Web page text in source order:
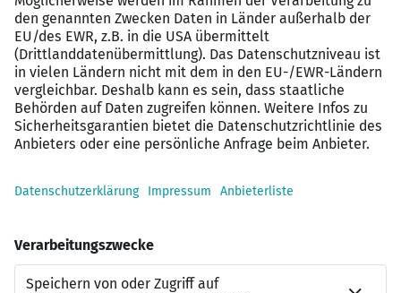
Moderne Arbeitsmittel für eine effiziente
Zusammenarbeit
Professionelles Teamumfeld mit klaren
Prozessen
Interesse geweckt?
Bewerbungsbutton oder rufen Sie unsere vom
Beraterin Frau Alina Schöne unter +49 (0)30 5 7700 5146
an, um vorab weitere Einzelheiten zu dieser Position zu
erfahren.